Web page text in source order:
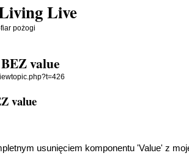
Live
pożogi
value
value
usunięciem komponentu 'Value' z